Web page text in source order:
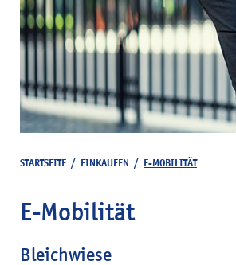
STARTSEITE / EINKAUFEN / E-MOBILITÄT
E-Mobilität
Bleichwiese